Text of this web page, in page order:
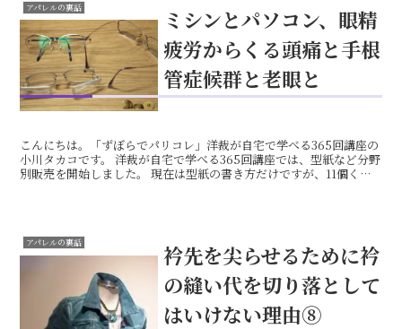
アパレルの裏話
ミシンとパソコン、眼精
疲労からくる頭痛と手根
管症候群と老眼と
こんにちは。「ずぼらでパリコレ」洋裁が自宅で学べる365回講座の
小川タカコです。 洋裁が自宅で学べる365回講座では、型紙など分野
別販売を開始しました。 現在は型紙の書き方だけですが、11個くら
アパレルの裏話
衿先を尖らせるために衿
の縫い代を切り落として
はいけない理由⑧